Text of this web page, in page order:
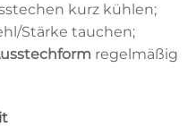
kurz kühlen;
Stärke tauchen;
regelmäßig